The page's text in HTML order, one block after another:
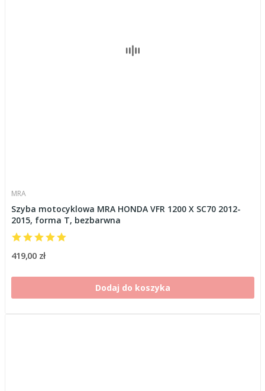
MRA
Szyba motocyklowa MRA HONDA VFR 1200 X SC70 2012-
2015, forma T, bezbarwna
419,00 zł
Dodaj do koszyka